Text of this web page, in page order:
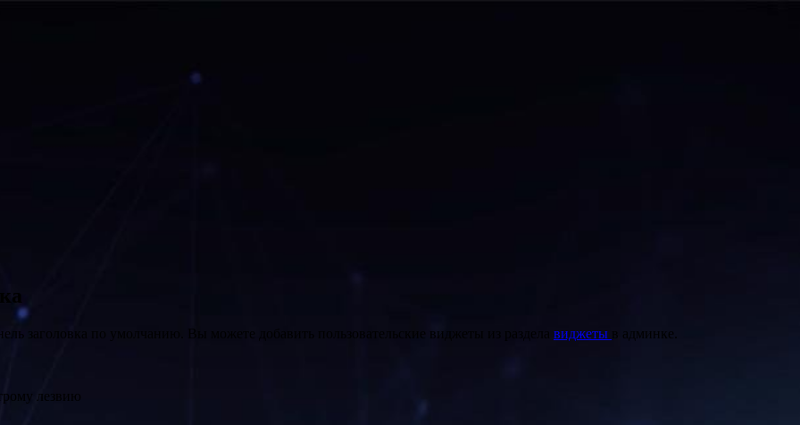
заголовка по умолчанию. Вы можете добавить пользовательские виджеты из раздела виджеты в админке.
лезвию